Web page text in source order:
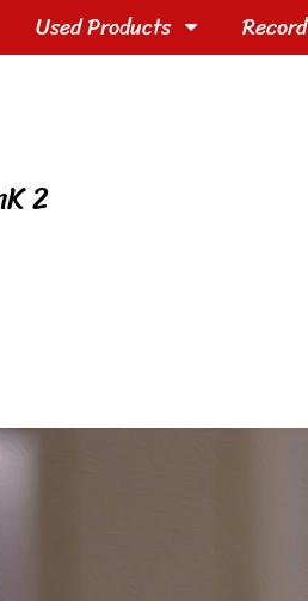
Used Products Record
2